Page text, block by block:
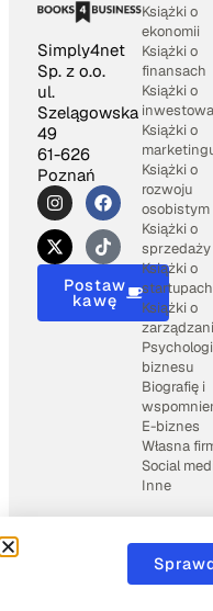
Simply4net
Sp. z o.o.
ul.
Szelągowska
49
61-626
Poznań
Postaw
kawę
Książki o
ekonomii
Książki o
finansach
Książki o
Książki o
Książki o
rozwoju
osobistym
Książki o
sprzedaży
Książki o
startupach
Książki o
biznesu
Biografię i
E-biznes
Własna
Social
Inne
2025 ©